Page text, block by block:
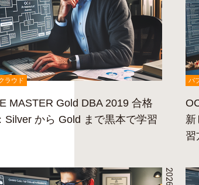
ラウド
MASTER Gold DBA 2019 合格
Silver から Gold まで黒本で学習
パ
新
習